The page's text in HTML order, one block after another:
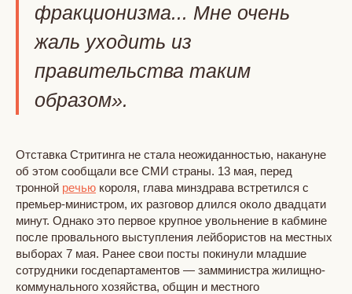
фракционизма... Мне очень
жаль уходить из
правительства таким
образом».
Отставка Стритинга не стала неожиданностью, накануне
об этом сообщали все СМИ страны. 13 мая, перед
тронной речью короля, глава минздрава встретился с
премьер-министром, их разговор длился около двадцати
минут. Однако это первое крупное увольнение в кабмине
после провального выступления лейбористов на местных
выборах 7 мая. Ранее свои посты покинули младшие
сотрудники госдепартаментов — замминистра жилищно-
коммунального хозяйства, общин и местного